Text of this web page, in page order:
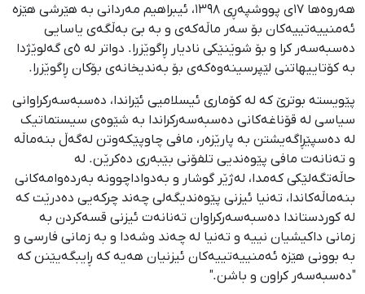
هەروەها ١٧ی پووشپەڕی ١٣٩٨، ئیبراهیم مەردانی بە هێرشی هێزە
ئەمنییەتییەکان بۆ سەر ماڵەکەی و بە بێ بەڵگەی یاسایی
دەسبەسەر کرا و بۆ شوێنێکی نادیار ڕاگوێزرا. دواتر لە ٥ی گەلوێژدا
بە کۆتاییهاتنی لێپرسینەوەکەی بۆ بەندیخانەی بۆکان ڕاگوێزرا.
پێویستە بوترێ کە لە کۆماری ئیسلامیی ئێراندا، دەسبەسەرکراوانی
سیاسی لە قۆناغەکانی دەسبەسەرکراندا بە شێوەی سیستماتیک
لە دەسپێڕاگەیشتن بە پارێزەر، مافی چاوپێکەوتن لەگەڵ بنەماڵە
و تەنانەت مافی پێوەندیی تلفۆنی بێبەری دەکرێن. لە
حاڵەتگەلێکی کەمدا، لەژێر گوشار و بەدواداچوونە بەردەوامەکانی
بنەماڵەکاندا، تەنیا ئیزنی پێوەندیگەلی چەند چرکەیی دەدرێت کە
لە کوردستاندا دەسبەسەرکراوان تەنانەت ئیزنی قسەکردن بە
زمانی داکیشیان نییە و تەنیا لە چەند وشەدا و بە زمانی فارسی و
بە بوونی هێزە ئەمنییەتییەکان ئیزنیان هەیە کە ڕایبگەیێنن کە
"دەسبەسەر کراون و باشن."